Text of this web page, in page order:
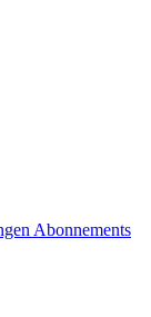
Abonnements